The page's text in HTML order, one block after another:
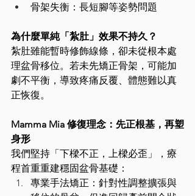
骨架失衡：長短腳等姿勢問題
為什麼單純「紮肚」效果不持久？
紮肚雖能暫時修飾線條，卻未從根本處
理盆骨移位。若未先矯正骨架，可能加
劇不平衡，導致疼痛反覆、體態難以真
正恢復。
Mamma Mia 修復理念：先正根基，再塑
身形
我們堅持「下樑不正，上樑必歪」，療
程首重重建穩固盆骨基礎：
專業手法矯正：針對性調整擴張與